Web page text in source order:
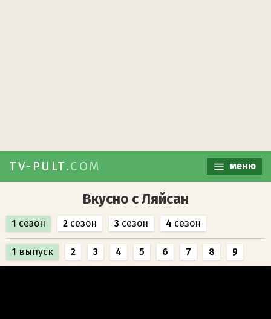
TV-PULT.COM меню
Вкусно с Ляйсан
1 сезон 2 сезон 3 сезон 4 сезон
1 выпуск 2 3 4 5 6 7 8 9